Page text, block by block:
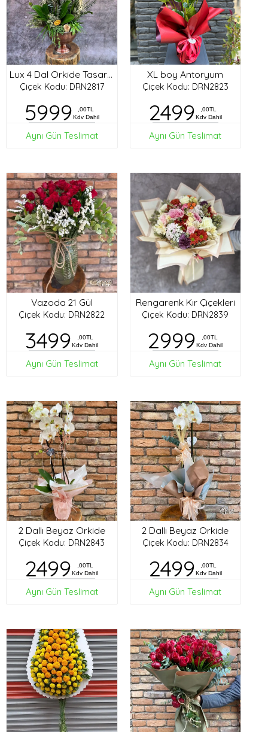
Lux 4 Dal Orkide Tasarım
Çiçek Kodu: DRN2817
5999
,00TL
Kdv Dahil
Aynı Gün Teslimat
XL boy Antoryum
Çiçek Kodu: DRN2823
2499
,00TL
Kdv Dahil
Aynı Gün Teslimat
Vazoda 21 Gül
Çiçek Kodu: DRN2822
3499
,00TL
Kdv Dahil
Aynı Gün Teslimat
Rengarenk Kır Çiçekleri
Çiçek Kodu: DRN2839
2999
,00TL
Kdv Dahil
Aynı Gün Teslimat
2 Dallı Beyaz Orkide
Çiçek Kodu: DRN2843
2499
,00TL
Kdv Dahil
Aynı Gün Teslimat
2 Dallı Beyaz Orkide
Çiçek Kodu: DRN2834
2499
,00TL
Kdv Dahil
Aynı Gün Teslimat